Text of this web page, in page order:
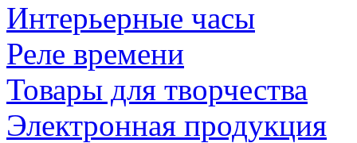
Интерьерные часы
Реле времени
Товары для творчества
Электронная продукция